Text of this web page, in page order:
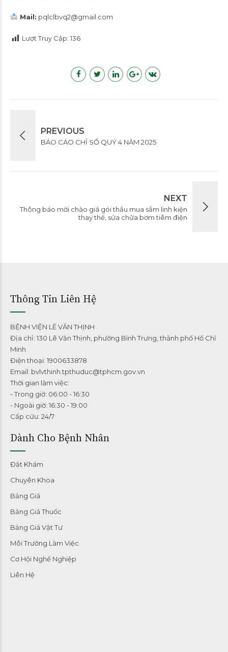
Mail: pqlclbvq2@gmail.com
Lượt Truy Cập: 136
PREVIOUS
BÁO CÁO CHỈ SỐ QUÝ 4 NĂM 2025
NEXT
Thông báo mời chào giá gói thầu mua sắm linh kiện
thay thế, sửa chữa bơm tiêm điện
Thông Tin Liên Hệ
BỆNH VIỆN LÊ VĂN THỊNH
Địa chỉ: 130 Lê Văn Thịnh, phường Bình Trưng, thành phố Hồ Chí
Minh
Điện thoại: 1900633878
Email: bvlvthinh.tpthuduc@tphcm.gov.vn
Thời gian làm việc:
- Trong giờ: 06:00 - 16:30
- Ngoài giờ: 16:30 - 19:00
Cấp cứu: 24/7
Dành Cho Bệnh Nhân
Đặt Khám
Chuyên Khoa
Bảng Giá
Bảng Giá Thuốc
Bảng Giá Vật Tư
Môi Trường Làm Việc
Cơ Hội Nghề Nghiệp
Liên Hệ